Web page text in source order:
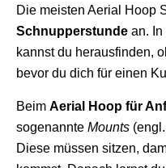
Die meisten Aerial Hoop
Schnupperstunde an. In
kannst du herausfinden,
bevor du dich für einen
Beim Aerial Hoop für
sogenannte Mounts
Diese müssen sitzen,